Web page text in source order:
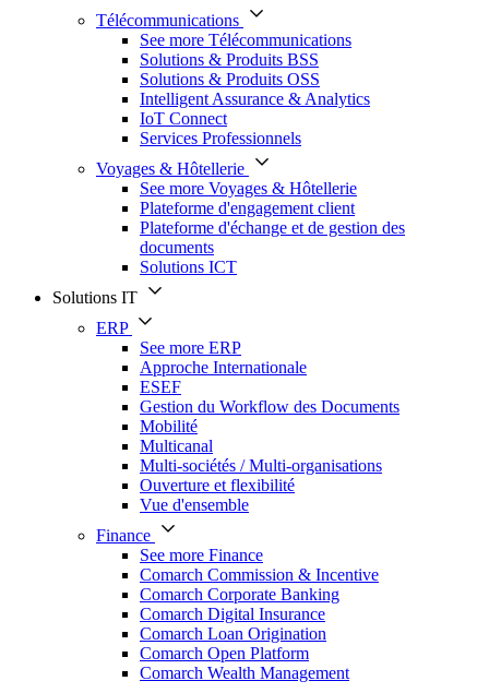
Télécommunications
See more Télécommunications
Solutions & Produits BSS
Solutions & Produits OSS
Intelligent Assurance & Analytics
IoT Connect
Services Professionnels
Voyages & Hôtellerie
See more Voyages & Hôtellerie
Plateforme d'engagement client
Plateforme d'échange et de gestion des
documents
Solutions ICT
Solutions IT
ERP
See more ERP
Approche Internationale
ESEF
Gestion du Workflow des Documents
Mobilité
Multicanal
Multi-sociétés / Multi-organisations
Ouverture et flexibilité
Vue d'ensemble
Finance
See more Finance
Comarch Commission & Incentive
Comarch Corporate Banking
Comarch Digital Insurance
Comarch Loan Origination
Comarch Open Platform
Comarch Wealth Management